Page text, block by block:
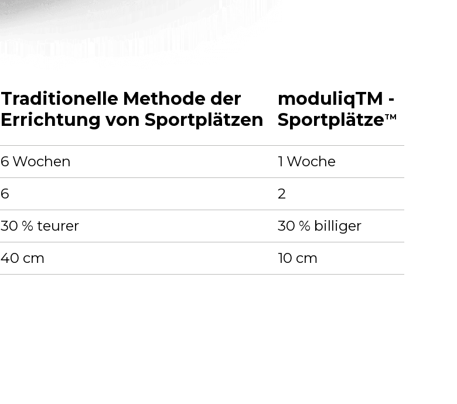
Traditionelle Methode der
Errichtung von Sportplätzen
moduliqTM -
SportplätzeTM
6 Wochen
1 Woche
6
2
30 % teurer
30 % billiger
40 cm 10 cm